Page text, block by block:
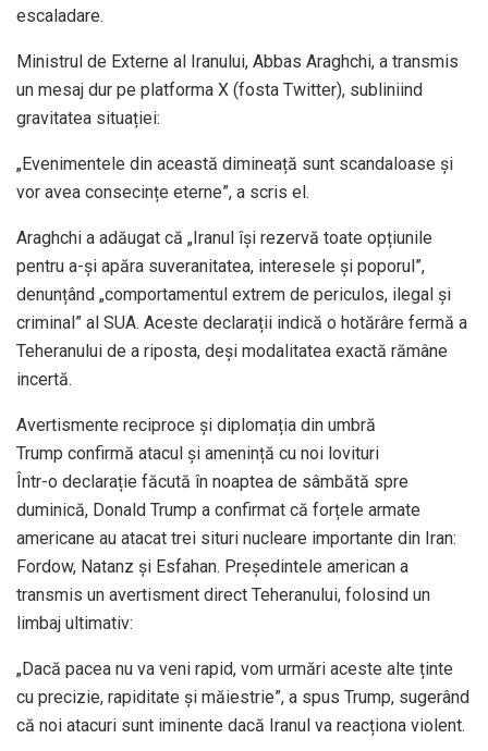
escaladare.
Ministrul de Externe al Iranului, Abbas Araghchi, a transmis
un mesaj dur pe platforma X (fosta Twitter), subliniind
gravitatea situației:
„Evenimentele din această dimineață sunt scandaloase și
vor avea consecințe eterne”, a scris el.
Araghchi a adăugat că „Iranul își rezervă toate opțiunile
pentru a-și apăra suveranitatea, interesele și poporul”,
denunțând „comportamentul extrem de periculos, ilegal și
criminal” al SUA. Aceste declarații indică o hotărâre fermă a
Teheranului de a riposta, deși modalitatea exactă rămâne
incertă.
Avertismente reciproce și diplomația din umbră
Trump confirmă atacul și amenință cu noi lovituri
Într-o declarație făcută în noaptea de sâmbătă spre
duminică, Donald Trump a confirmat că forțele armate
americane au atacat trei situri nucleare importante din Iran:
Fordow, Natanz și Esfahan. Președintele american a
transmis un avertisment direct Teheranului, folosind un
limbaj ultimativ:
„Dacă pacea nu va veni rapid, vom urmări aceste alte ținte
cu precizie, rapiditate și măiestrie”, a spus Trump, sugerând
că noi atacuri sunt iminente dacă Iranul va reacționa violent.